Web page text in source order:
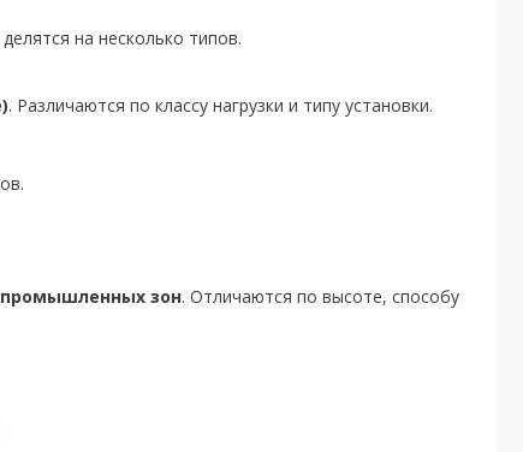
на несколько типов.
. Различаются по классу нагрузки и типу установки.
промышленных зон. Отличаются по высоте, способу